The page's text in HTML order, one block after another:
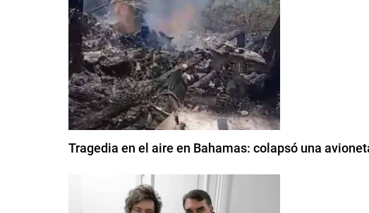
Tragedia en el aire en Bahamas: colapsó una